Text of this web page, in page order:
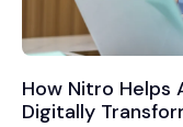
How Nitro Helps
Digitally